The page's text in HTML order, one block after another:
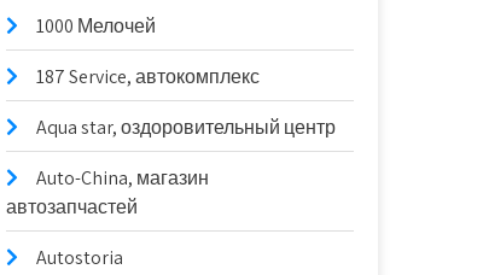
1000 Мелочей
187 Service, автокомплекс
Aqua star, оздоровительный центр
Auto-China, магазин
автозапчастей
Autostoria